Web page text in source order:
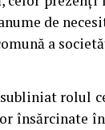
de
a
subliniat
însărcinate